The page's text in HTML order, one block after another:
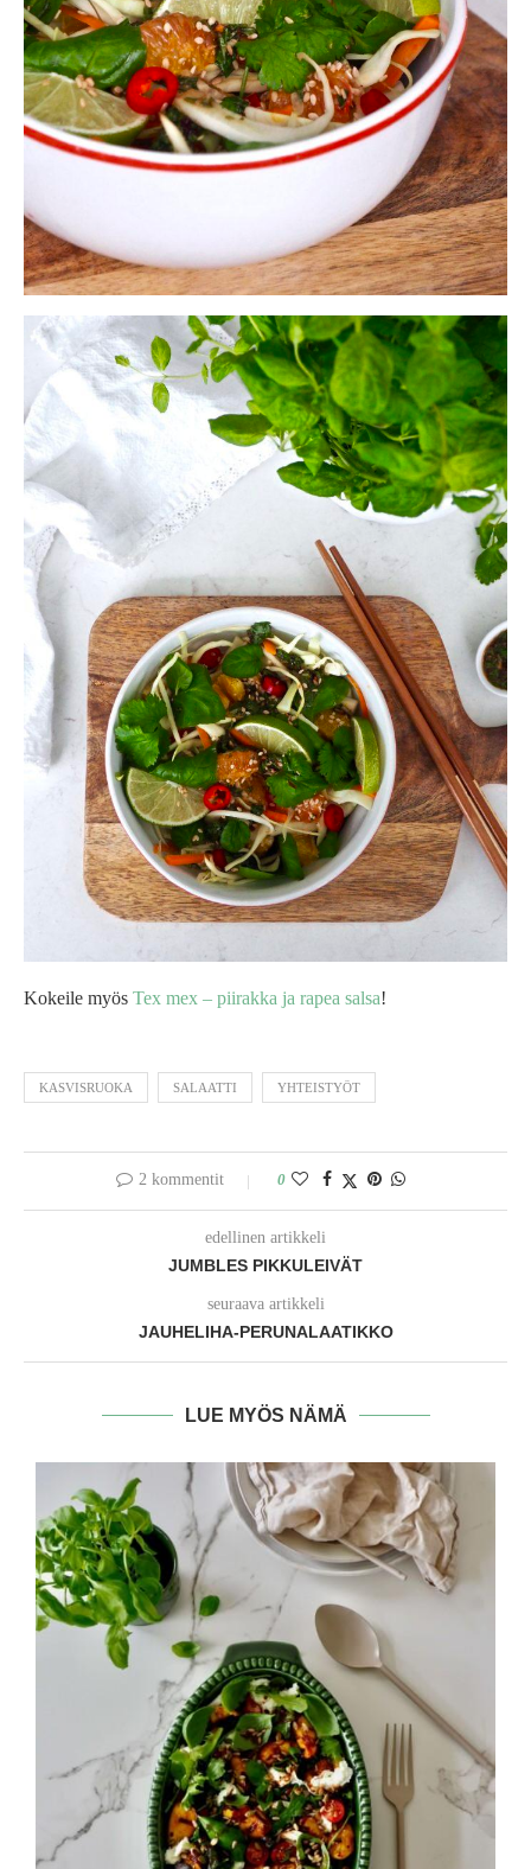
Kokeile myös Tex mex – piirakka ja rapea salsa!
KASVISRUOKA SALAATTI YHTEISTYÖT
2 kommentit 0
edellinen artikkeli
JUMBLES PIKKULEIVÄT
seuraava artikkeli
JAUHELIHA-PERUNALAATIKKO
LUE MYÖS NÄMÄ